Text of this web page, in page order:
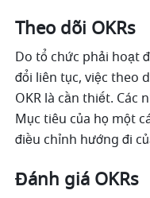
Theo dõi OKRs
Do tổ chức phải hoạt
đổi liên tục, việc theo
OKR là cần thiết.
Mục tiêu của họ một
điều chỉnh hướng đi
Đánh giá OKRs